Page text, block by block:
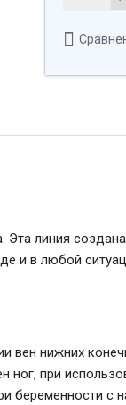
линия
и в любой
нижних
ног, при
беременности с